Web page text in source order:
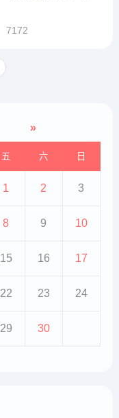
7172
»
五 六 日
1 2 3
8 9 10
15 16 17
22 23 24
29 30